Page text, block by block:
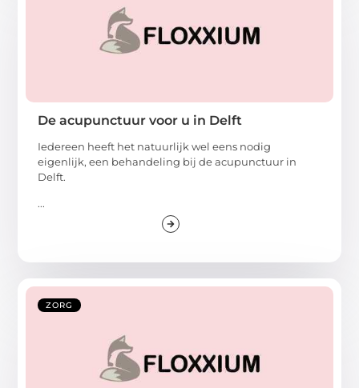
De acupunctuur voor u in Delft
Iedereen heeft het natuurlijk wel eens nodig
eigenlijk, een behandeling bij de acupunctuur in
Delft.
...
ZORG